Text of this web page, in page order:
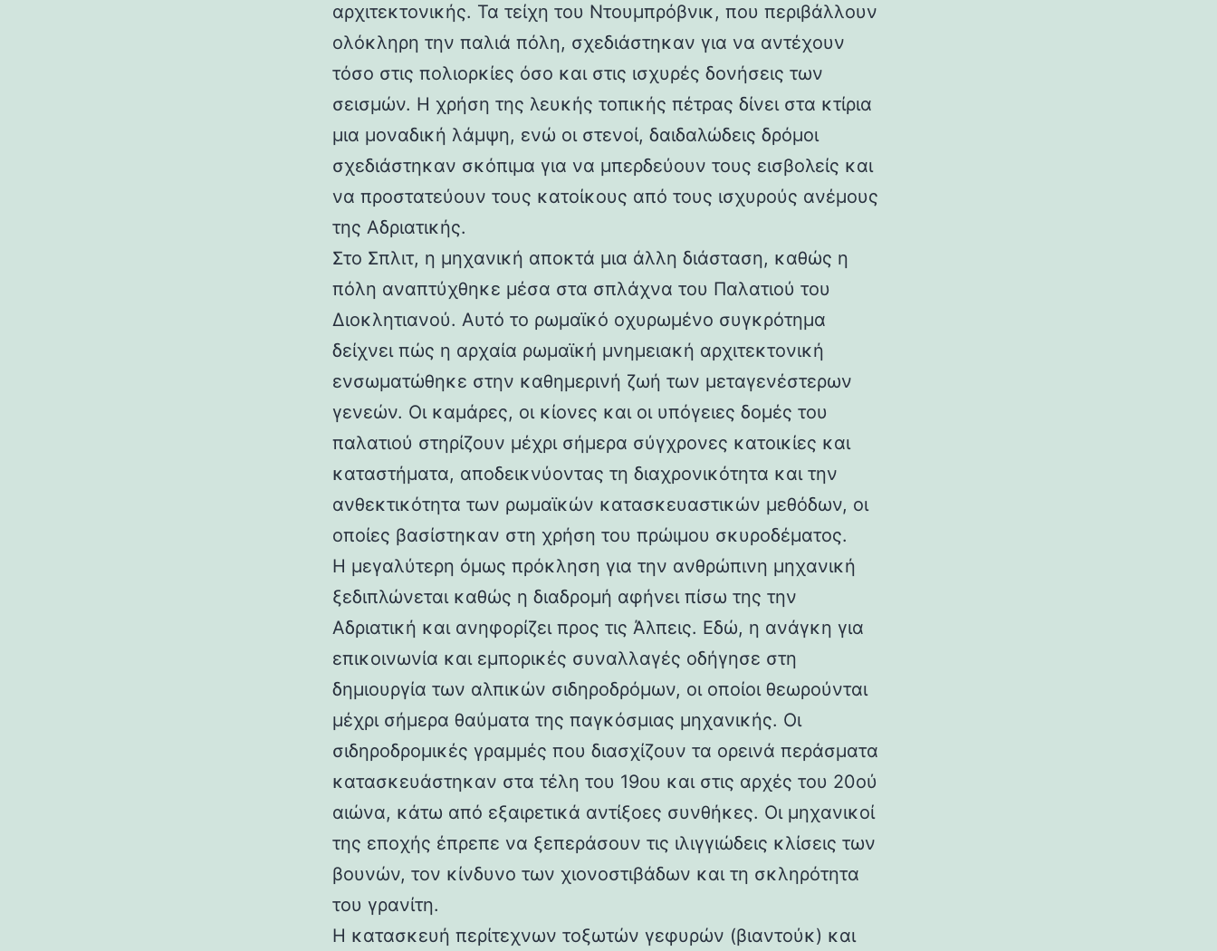
αρχιτεκτονικής. Τα τείχη του Ντουμπρόβνικ, που περιβάλλουν
ολόκληρη την παλιά πόλη, σχεδιάστηκαν για να αντέχουν
τόσο στις πολιορκίες όσο και στις ισχυρές δονήσεις των
σεισμών. Η χρήση της λευκής τοπικής πέτρας δίνει στα κτίρια
μια μοναδική λάμψη, ενώ οι στενοί, δαιδαλώδεις δρόμοι
σχεδιάστηκαν σκόπιμα για να μπερδεύουν τους εισβολείς και
να προστατεύουν τους κατοίκους από τους ισχυρούς ανέμους
της Αδριατικής.
Στο Σπλιτ, η μηχανική αποκτά μια άλλη διάσταση, καθώς η
πόλη αναπτύχθηκε μέσα στα σπλάχνα του Παλατιού του
Διοκλητιανού. Αυτό το ρωμαϊκό οχυρωμένο συγκρότημα
δείχνει πώς η αρχαία ρωμαϊκή μνημειακή αρχιτεκτονική
ενσωματώθηκε στην καθημερινή ζωή των μεταγενέστερων
γενεών. Οι καμάρες, οι κίονες και οι υπόγειες δομές του
παλατιού στηρίζουν μέχρι σήμερα σύγχρονες κατοικίες και
καταστήματα, αποδεικνύοντας τη διαχρονικότητα και την
ανθεκτικότητα των ρωμαϊκών κατασκευαστικών μεθόδων, οι
οποίες βασίστηκαν στη χρήση του πρώιμου σκυροδέματος.
Η μεγαλύτερη όμως πρόκληση για την ανθρώπινη μηχανική
ξεδιπλώνεται καθώς η διαδρομή αφήνει πίσω της την
Αδριατική και ανηφορίζει προς τις Άλπεις. Εδώ, η ανάγκη για
επικοινωνία και εμπορικές συναλλαγές οδήγησε στη
δημιουργία των αλπικών σιδηροδρόμων, οι οποίοι θεωρούνται
μέχρι σήμερα θαύματα της παγκόσμιας μηχανικής. Οι
σιδηροδρομικές γραμμές που διασχίζουν τα ορεινά περάσματα
κατασκευάστηκαν στα τέλη του 19ου και στις αρχές του 20ού
αιώνα, κάτω από εξαιρετικά αντίξοες συνθήκες. Οι μηχανικοί
της εποχής έπρεπε να ξεπεράσουν τις ιλιγγιώδεις κλίσεις των
βουνών, τον κίνδυνο των χιονοστιβάδων και τη σκληρότητα
του γρανίτη.
Η κατασκευή περίτεχνων τοξωτών γεφυρών (βιαντούκ) και